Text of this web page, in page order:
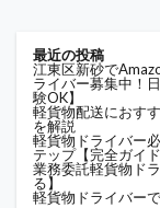
最近の投稿
江東区新砂で
ライバー募集中！
験OK】
軽貨物配送におす
を解説
軽貨物ドライバー
テップ【完全ガイド
業務委託軽貨物ド
る】
軽貨物ドライバー